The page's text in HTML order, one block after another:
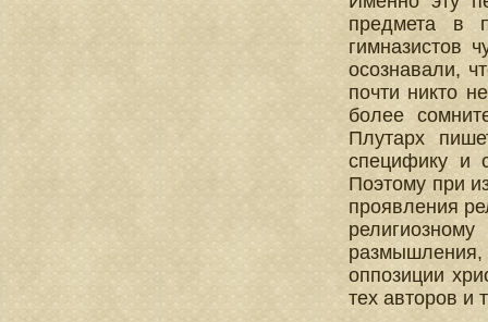
предмета в
гимназистов
осознавали,
почти никто
более
Плутарх
специфику и
Поэтому при
проявления
оппозиции
тех авторов и